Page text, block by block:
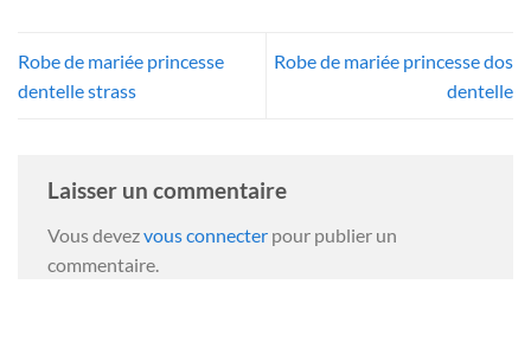
Robe de mariée princesse
dentelle strass
Robe de mariée princesse dos
dentelle
Laisser un commentaire
Vous devezvous connecter pour publier un
commentaire.